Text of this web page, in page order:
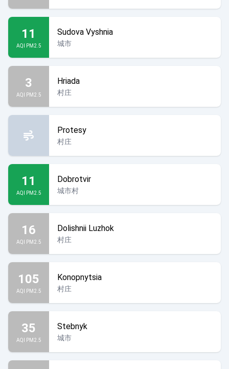
11
AQI PM2.5
Sudova Vyshnia
城市
3
AQI PM2.5
Hriada
村庄
Protesy
村庄
11
AQI PM2.5
Dobrotvir
城市村
16
AQI PM2.5
Dolishnii Luzhok
村庄
105
AQI PM2.5
Konopnytsia
村庄
35
AQI PM2.5
Stebnyk
城市